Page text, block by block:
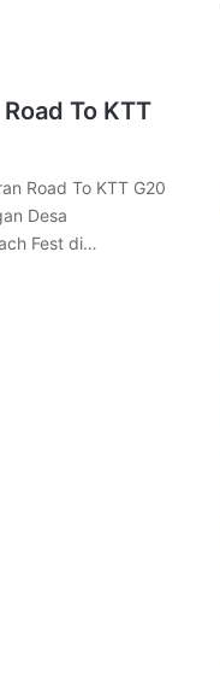
To KTT
Road To KTT G20
Desa
Fest di…